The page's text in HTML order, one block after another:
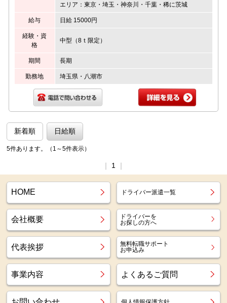
エリア：東京・埼玉・神奈川・千葉・稀に茨城
給与 日給 15000円
経験・資
格
中型（8ｔ限定）
期間 長期
勤務地 埼玉県・八潮市
新着順 日給順
5件あります。（1～5件表示）
1
HOME ドライバー派遣一覧
会社概要
ドライバーを
お探しの方へ
代表挨拶
無料転職サポート
お申込み
事業内容 よくあるご質問